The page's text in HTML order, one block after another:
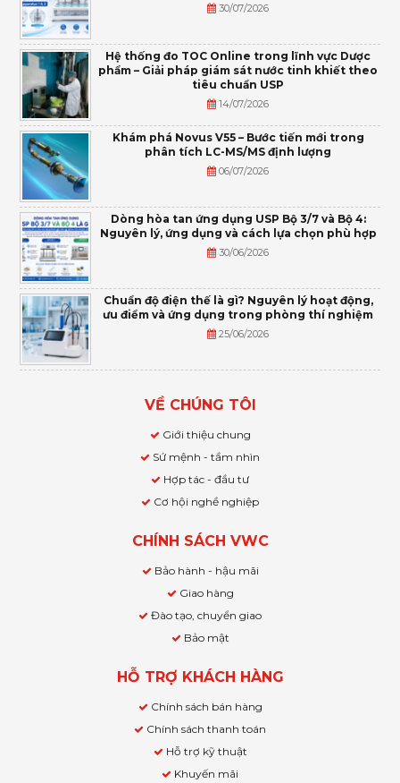
30/07/2026
Hệ thống đo TOC Online trong lĩnh vực Dược
phẩm – Giải pháp giám sát nước tinh khiết theo
tiêu chuẩn USP
14/07/2026
Khám phá Novus V55 – Bước tiến mới trong
phân tích LC-MS/MS định lượng
06/07/2026
Dòng hòa tan ứng dụng USP Bộ 3/7 và Bộ 4:
Nguyên lý, ứng dụng và cách lựa chọn phù hợp
30/06/2026
Chuẩn độ điện thế là gì? Nguyên lý hoạt động,
ưu điểm và ứng dụng trong phòng thí nghiệm
25/06/2026
VỀ CHÚNG TÔI
Giới thiệu chung
Sứ mệnh - tầm nhìn
Hợp tác - đầu tư
Cơ hội nghề nghiệp
CHÍNH SÁCH VWC
Bảo hành - hậu mãi
Giao hàng
Đào tạo, chuyển giao
Bảo mật
HỖ TRỢ KHÁCH HÀNG
Chính sách bán hàng
Chính sách thanh toán
Hỗ trợ kỹ thuật
Khuyến mãi